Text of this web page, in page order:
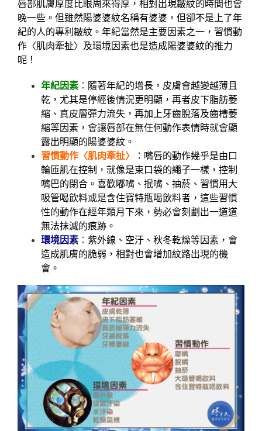
唇部肌膚厚度比眼周來得厚，相對出現皺紋的時間也會
晚一些。但雖然陽婆婆紋名稱有婆婆，但卻不是上了年
紀的人的專利皺紋。年紀當然是主要因素之一，習慣動
作〈肌肉牽扯〉及環境因素也是造成陽婆婆紋的推力
呢！
年紀因素 ： 隨著年紀的增長，皮膚會越變越薄且
乾，尤其是停經後情況更明顯，再者皮下脂肪萎
縮、真皮層彈力流失，再加上牙齒脫落及齒槽萎
縮等因素，會讓唇部在無任何動作表情時就會顯
露出明顯的陽婆婆紋。
習慣動作〈肌肉牽扯〉
：嘴唇的動作幾乎是由口
輪匝肌在控制，就像是束口袋的繩子一樣，控制
嘴巴的閉合。喜歡嘟嘴、抿嘴、抽菸、習慣用大
吸管喝飲料或是含住寶特瓶喝飲料者，這些習慣
性的動作在經年類月下來，勢必會刻劃出一道道
無法抹滅的痕跡。
環境因素 ： 紫外線、空汙、秋冬乾燥等因素，會
造成肌膚的脆弱，相對也會增加紋路出現的機
會。